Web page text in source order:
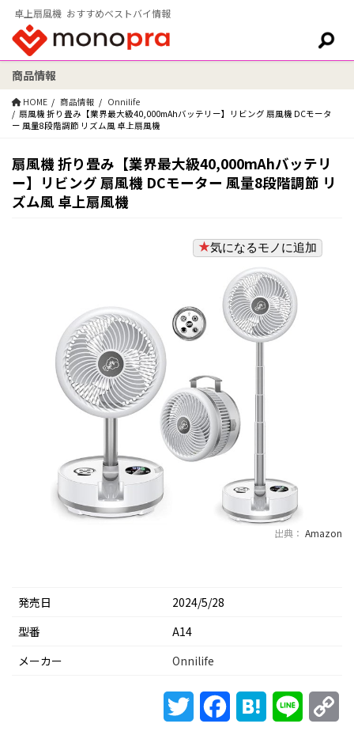
卓上扇風機 おすすめベストバイ情報
検索:
商品情報
HOME 商品情報
Onnilife
扇風機 折り畳み【業界最大級40,000mAhバッテリー】リビング 扇風機 DCモータ
ー 風量8段階調節 リズム風 卓上扇風機
扇風機 折り畳み【業界最大級40,000mAhバッテリ
ー】リビング 扇風機 DCモーター 風量8段階調節 リ
ズム風 卓上扇風機
気になるモノに追加
出典： Amazon
発売日
2024/5/28
型番
‎A14
メーカー
Onnilife
Twitter FacebookHatena Line